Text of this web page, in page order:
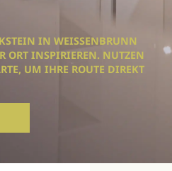
IN WEISSENBRUNN U
INSPIRIEREN. NUTZEN S
UM IHRE ROUTE DIREKT Z